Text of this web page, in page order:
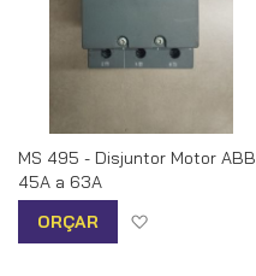
MS 495 - Disjuntor Motor ABB
45A a 63A
ORÇAR